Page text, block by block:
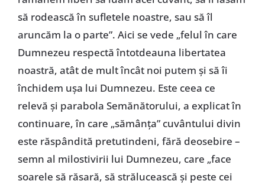
să rodească în sufletele noastre, sau să îl
aruncăm la o parte”. Aici se vede „felul în care
Dumnezeu respectă întotdeauna libertatea
noastră, atât de mult încât noi putem și să îi
închidem ușa lui Dumnezeu. Este ceea ce
relevă și parabola Semănătorului, a explicat în
continuare, în care „sămânța” cuvântului divin
este răspândită pretutindeni, fără deosebire –
semn al milostivirii lui Dumnezeu, care „face
soarele să răsară, să strălucească și peste cei